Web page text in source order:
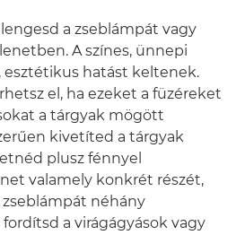
a zseblámpát vagy
A színes, ünnepi
esztétikus hatást keltenek.
el, ha ezeket a füzéreket
a tárgyak mögött
kivetíted a tárgyak
plusz fénnyel
valamely konkrét részét,
zseblámpát néhány
a virágágyások vagy